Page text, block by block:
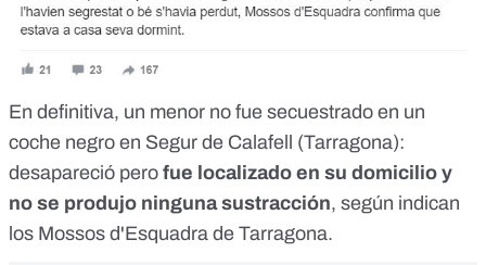
En definitiva, un menor no fue secuestrado en un
coche negro en Segur de Calafell (Tarragona):
desapareció pero fue localizado en su domicilio y
no se produjo ninguna sustracción, según indican
los Mossos d'Esquadra de Tarragona.